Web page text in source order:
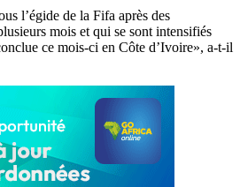
l’égide de la Fifa après des
mois et qui se sont intensifiés
ce mois-ci en Côte d’Ivoire», a-t-il